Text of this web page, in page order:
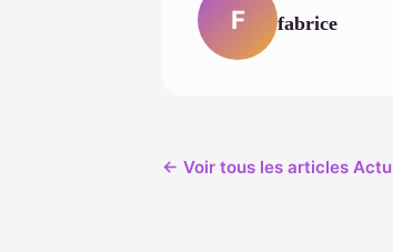
F fabrice
← Voir tous les articles Actu